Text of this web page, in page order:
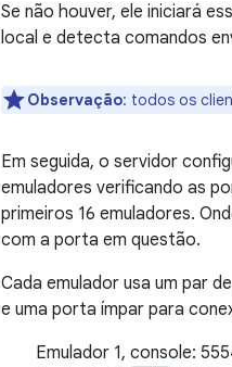
Se não houver, ele iniciará
local e detecta comandos
Observação: todos os
Em seguida, o servidor
emuladores verificando as
primeiros 16 emuladores.
com a porta em questão.
Cada emulador usa um par
e uma porta ímpar para
Emulador 1, console: